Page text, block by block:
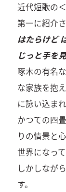
近代短歌の
第一に紹介
はたらけど
じっと手を
啄木の有名
な家族を抱
に詠い込ま
かつての四
りの情景と
世界になっ
しかしなが
す。